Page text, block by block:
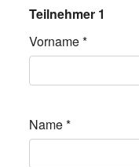
Teilnehmer 1
Vorname*
Name*